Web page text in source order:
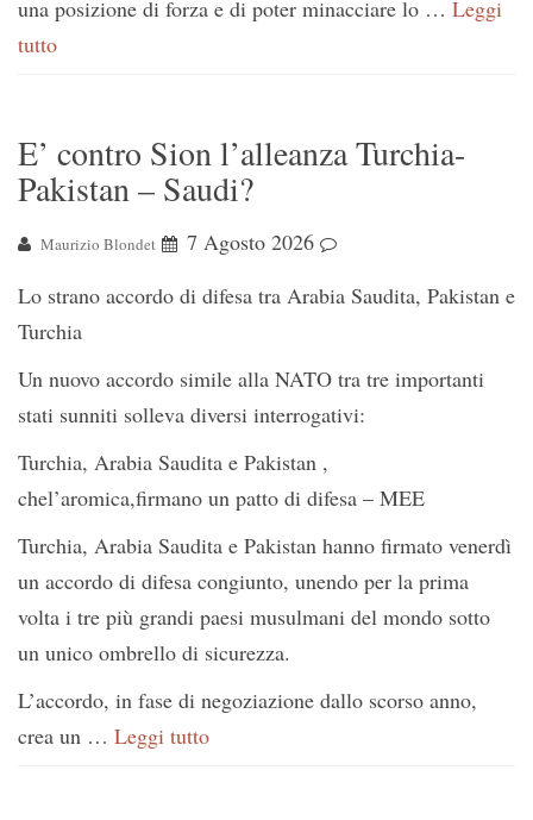
una posizione di forza e di poter minacciare lo … Leggi
tutto
E’ contro Sion l’alleanza Turchia-
Pakistan – Saudi?
Maurizio Blondet
7 Agosto 2026
Lo strano accordo di difesa tra Arabia Saudita, Pakistan e
Turchia
Un nuovo accordo simile alla NATO tra tre importanti
stati sunniti solleva diversi interrogativi:
Turchia, Arabia Saudita e Pakistan ,
chel’aromica,firmano un patto di difesa – MEE
Turchia, Arabia Saudita e Pakistan hanno firmato venerdì
un accordo di difesa congiunto, unendo per la prima
volta i tre più grandi paesi musulmani del mondo sotto
un unico ombrello di sicurezza.
L’accordo, in fase di negoziazione dallo scorso anno,
crea un … Leggi tutto